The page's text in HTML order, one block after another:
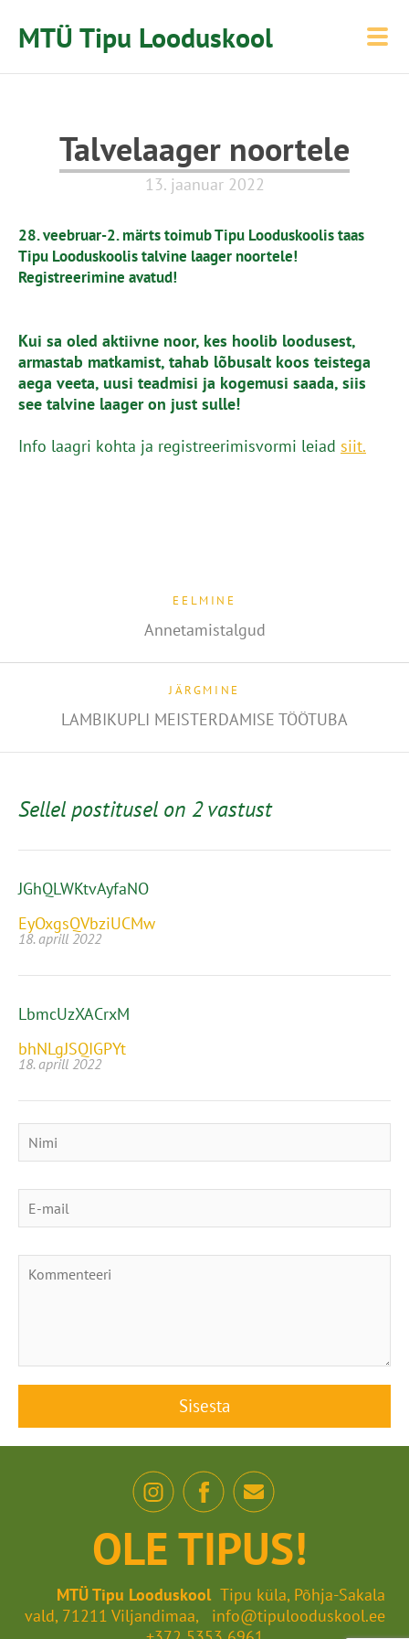
MTÜ Tipu Looduskool
Talvelaager noortele
13. jaanuar 2022
28. veebruar-2. märts toimub Tipu Looduskoolis taas
Tipu Looduskoolis talvine laager noortele!
Registreerimine avatud!
Kui sa oled aktiivne noor, kes hoolib loodusest,
armastab matkamist, tahab lõbusalt koos teistega
aega veeta, uusi teadmisi ja kogemusi saada, siis
see talvine laager on just sulle!
Info laagri kohta ja registreerimisvormi leiad siit.
EELMINE
Annetamistalgud
JÄRGMINE
LAMBIKUPLI MEISTERDAMISE TÖÖTUBA
Sellel postitusel on 2 vastust
JGhQLWKtvAyfaNO
EyOxgsQVbziUCMw
18. aprill 2022
LbmcUzXACrxM
bhNLgJSQIGPYt
18. aprill 2022
OLE TIPUS!
MTÜ Tipu Looduskool Tipu küla, Põhja-Sakala
vald, 71211 Viljandimaa, info@tipulooduskool.ee